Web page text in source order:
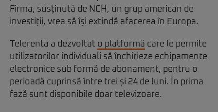
Firma, susținută de NCH, un grup american de
investiții, vrea să își extindă afacerea în Europa.
Telerenta a dezvoltat o platformă care le permite
utilizatorilor individuali să închirieze echipamente
electronice sub formă de abonament, pentru o
perioadă cuprinsă ­între trei și 24 de luni. În prima
fază sunt disponibile doar televizoare.